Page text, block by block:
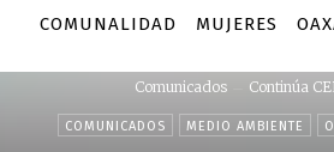
COMUNALIDAD MUJERES
Comunicados Continúa
COMUNICADOS MEDIO AMBIENTE